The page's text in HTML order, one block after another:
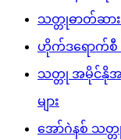
သတ္တုဓာတ်ဆာ
ဟိုက်ဒရောက်စီ သ
သတ္တု အမိုင်နိုအ
များ
အော်ဂဲနစ် သတ္တု